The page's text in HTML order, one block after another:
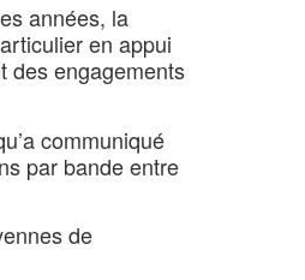
années, la
en appui
des engagements
communiqué
par bande entre
de